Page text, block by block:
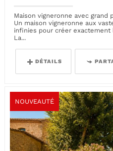
Maison vigneronne avec grand
Un maison vigneronne aux
infinies pour créer exactement
La...
DÉTAILS
NOUVEAUTÉ